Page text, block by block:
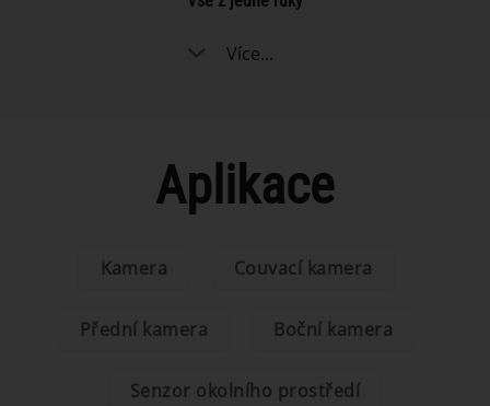
Více...
Aplikace
Kamera Couvací kamera
Přední kamera Boční kamera
Senzor okolního prostředí